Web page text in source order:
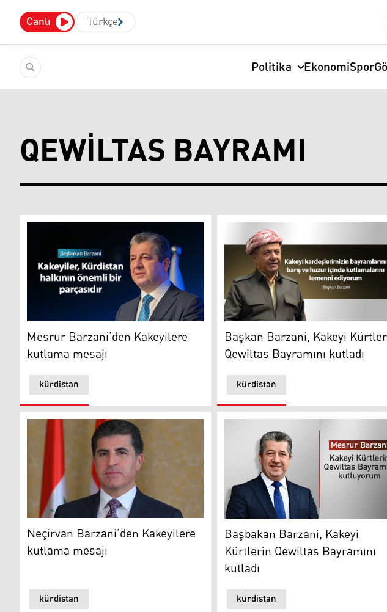
Canlı Türkçe
Politika EkonomiSpor
QEWILTAS BAYRAMI
Mesrur Barzani’den Kakeyilere kutlama mesajı
kürdistan
Mesrur Barzani’den Kakeyilere
kutlama mesajı
Başkan Barzani, Kakeyi Kürtlerin
kürdistan
Başkan Barzani, Kakeyi
Qewiltas Bayramını kutladı
Kürdistan Bölgesi Başkanı Neçirvan Barzani
kürdistan
Neçirvan Barzani’den Kakeyilere
kutlama mesajı
Kürdistan Bölgesi Başbakanı
kürdistan
Başbakan Barzani, Kakeyi
Kürtlerin Qewiltas Bayramını
kutladı